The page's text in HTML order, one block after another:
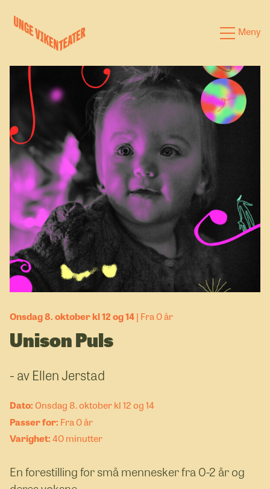
Meny
Forestillinger
Kalender
Satsinger
Om oss
Onsdag 8. oktober kl 12 og 14 Fra 0 år
Unison Puls
- av Ellen Jerstad
Onsdag 8. oktober kl 12 og 14
Fra 0 år
40 minutter
En forestilling for små mennesker fra 0-2 år og